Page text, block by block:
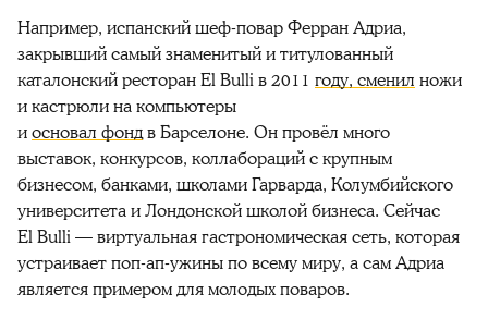
Например, испанский шеф-повар Ферран Адриа,
закрывший самый знаменитый и титулованный
каталонский ресторан El Bulli в 2011 году, сменилножи
и кастрюли на компьютеры
иосновалфондв Барселоне. Он провёл много
выставок, конкурсов, коллабораций с крупным
бизнесом, банками, школами Гарварда, Колумбийского
университета и Лондонской школой бизнеса. Сейчас
El Bulli — виртуальная гастрономическая сеть, которая
устраивает поп-ап-ужины по всему миру, а сам Адриа
является примером для молодых поваров.